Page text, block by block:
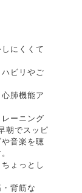
にくくて
ビリやご
肺機能ア
ーニング
朝でスッピ
音楽を聴
ょっとし
背筋な